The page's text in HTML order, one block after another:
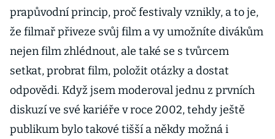
prapůvodní princip, proč festivaly vznikly, a to je,
že filmař přiveze svůj film a vy umožníte divákům
nejen film zhlédnout, ale také se s tvůrcem
setkat, probrat film, položit otázky a dostat
odpovědi. Když jsem moderoval jednu z prvních
diskuzí ve své kariéře v roce 2002, tehdy ještě
publikum bylo takové tišší a někdy možná i